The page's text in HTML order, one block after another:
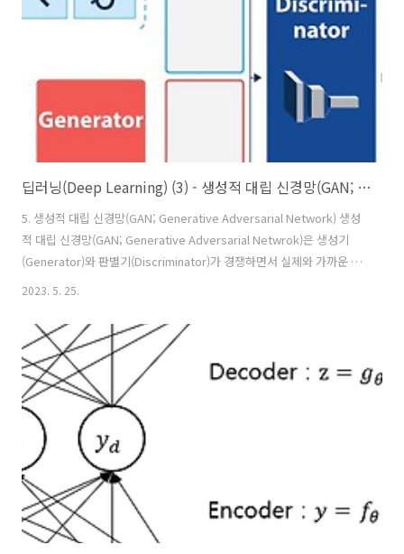
해 자세히 알아보도록 하겠습니다. 1. 생성적 대립 신경망이란? 이안 굿
딥러닝(Deep Learning) (3) - 생성적 대립 신경망(GAN; Generative Adversarial Network)
5. 생성적 대립 신경망(GAN; Generative Adversarial Network) 생성
적 대립 신경망(GAN; Generative Adversarial Netwrok)은 생성기
(Generator)와 판별기(Discriminator)가 경쟁하면서 실제와 가까운 이
미지, 동영상, 음성 등을 자동으로 만들어 내는 머신러닝(ML) 학습 방식
(unsupervised learning)을 진행하면서 입력된 데이터와 유사한 데이
터를 생성할 수 있는 생성계를 구성하는 시스템입니다. GAN을 이용하면
주어진 이미지 데이터를 사용해 학습을 진행하여 주어진 이미지 데이터
와 유사한 새로운 이미지 데이터를 생성하는 이미지 생성계를 얻을 수 있
습니다. 참..
2023. 5. 25.